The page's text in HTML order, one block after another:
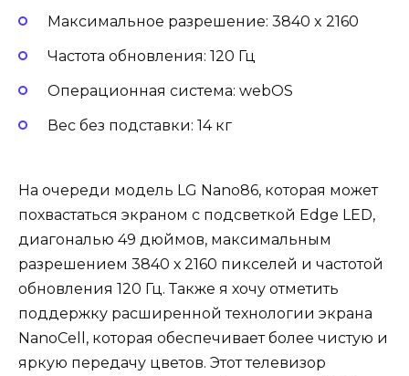
Максимальное разрешение: 3840 x 2160
Частота обновления: 120 Гц
Операционная система: webOS
Вес без подставки: 14 кг
На очереди модель LG Nano86, которая может
похвастаться экраном с подсветкой Edge LED,
диагональю 49 дюймов, максимальным
разрешением 3840 х 2160 пикселей и частотой
обновления 120 Гц. Также я хочу отметить
поддержку расширенной технологии экрана
NanoCell, которая обеспечивает более чистую и
яркую передачу цветов. Этот телевизор